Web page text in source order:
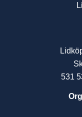
531